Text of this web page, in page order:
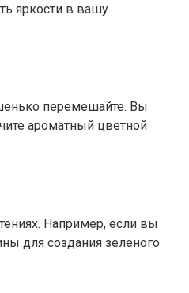
яркости в вашу
перемешайте. Вы
ароматный цветной
Например, если вы
для создания зеленого